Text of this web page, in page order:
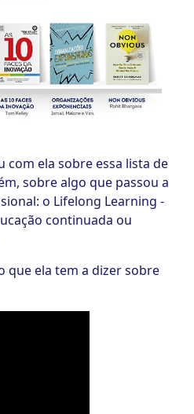
com ela sobre essa lista de
sobre algo que passou a
o Lifelong Learning -
continuada ou
que ela tem a dizer sobre